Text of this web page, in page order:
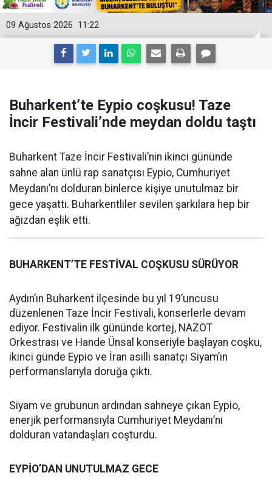
11:22
09 Ağustos 2026
Buharkent’te Eypio coşkusu! Taze
İncir Festivali’nde meydan doldu taştı
Buharkent Taze İncir Festivali’nin ikinci gününde
sahne alan ünlü rap sanatçısı Eypio, Cumhuriyet
Meydanı’nı dolduran binlerce kişiye unutulmaz bir
gece yaşattı. Buharkentliler sevilen şarkılara hep bir
ağızdan eşlik etti.
BUHARKENT’TE FESTİVAL COŞKUSU SÜRÜYOR
Aydın’ın Buharkent ilçesinde bu yıl 19’uncusu
düzenlenen Taze İncir Festivali, konserlerle devam
ediyor. Festivalin ilk gününde kortej, NAZOT
Orkestrası ve Hande Ünsal konseriyle başlayan coşku,
ikinci günde Eypio ve İran asıllı sanatçı Siyam’ın
performanslarıyla doruğa çıktı.
Siyam ve grubunun ardından sahneye çıkan Eypio,
enerjik performansıyla Cumhuriyet Meydanı’nı
dolduran vatandaşları coşturdu.
EYPİO’DAN UNUTULMAZ GECE